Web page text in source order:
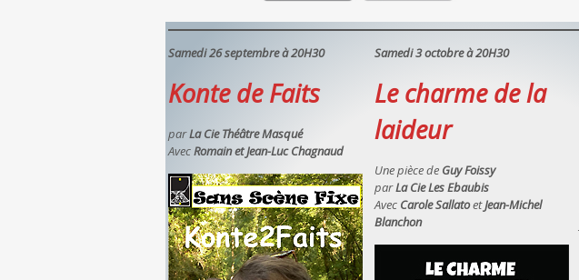
Samedi 26 septembre à 20H30
Konte de Faits
parLa Cie Théâtre Masqué
AvecRomain et Jean-Luc Chagnaud
Samedi 3 octobre à 20H30
Le charme de la
laideur
Une pièce de Guy Foissy
parLa Cie Les Ebaubis
Avec Carole SallatoetJean-Michel
Blanchon